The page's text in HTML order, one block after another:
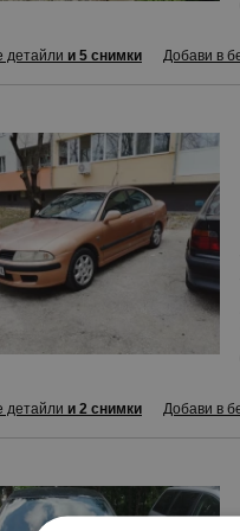
детайли и 5 снимки Добави в
детайли и 2 снимки Добави в